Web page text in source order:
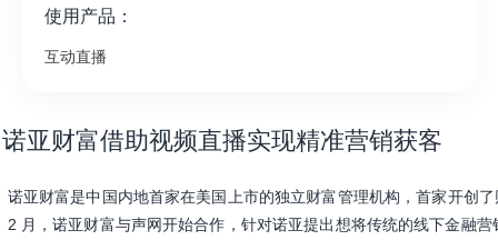
使用产品：
互动直播
诺亚财富借助视频直播实现精准营销获客
诺亚财富是中国内地首家在美国上市的独立财富管理机构，首家开创
2 月，诺亚财富与声网开始合作，针对诺亚提出想将传统的线下金融